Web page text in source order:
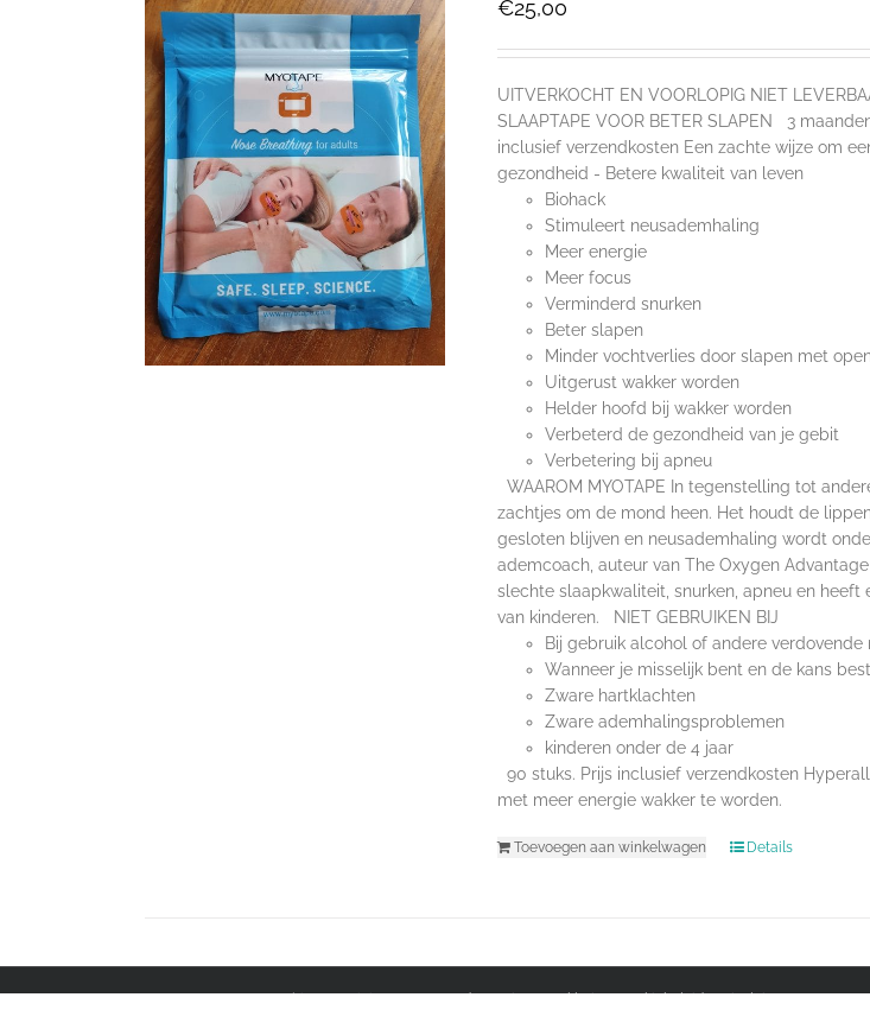
€25,00
UITVERKOCHT EN VOORLOPIG NIET
SLAAPTAPE VOOR BETER SLAPEN 3
inclusief verzendkosten Een zachte wijze om
gezondheid - Betere kwaliteit van leven
Biohack
Stimuleert neusademhaling
Meer energie
Meer focus
Verminderd snurken
Beter slapen
Minder vochtverlies door slapen met
Uitgerust wakker worden
Helder hoofd bij wakker worden
Verbeterd de gezondheid van je gebit
Verbetering bij apneu
WAAROM MYOTAPE In tegenstelling tot
zachtjes om de mond heen. Het houdt de
gesloten blijven en neusademhaling wordt
ademcoach, auteur van The Oxygen
slechte slaapkwaliteit, snurken, apneu en
van kinderen. NIET GEBRUIKEN BIJ
Bij gebruik alcohol of andere verdovende
Wanneer je misselijk bent en de kans
Zware hartklachten
Zware ademhalingsproblemen
kinderen onder de 4 jaar
90 stuks. Prijs inclusief verzendkosten
met meer energie wakker te worden.
Toevoegen aan winkelwagen Details